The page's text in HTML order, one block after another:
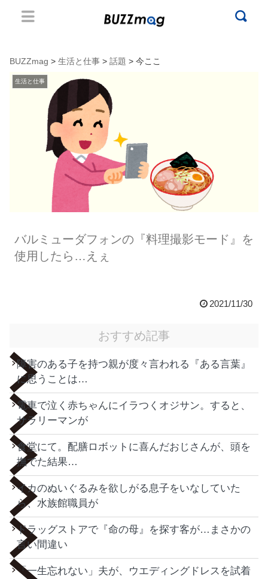
BUZZmag > 生活と仕事 > 話題 > 今ここ
生活と仕事
バルミューダフォンの『料理撮影モード』を
使用したら…えぇ
2021/11/30
おすすめ記事
障害のある子を持つ親が度々言われる『ある言葉』
に思うことは…
電車で泣く赤ちゃんにイラつくオジサン。すると、
サラリーマンが
食堂にて。配膳ロボットに喜んだおじさんが、頭を
撫でた結果…
イカのぬいぐるみを欲しがる息子をいなしていた
ら、水族館職員が
ドラッグストアで『命の母』を探す客が…まさかの
言い間違い
「一生忘れない」夫が、ウエディングドレスを試着